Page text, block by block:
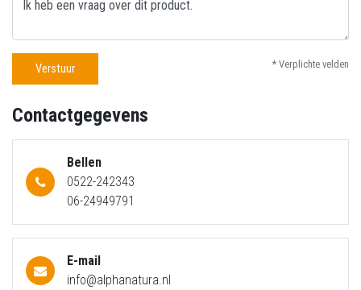
Verstuur * Verplichte velden
Contactgegevens
Bellen
0522-242343
06-24949791
E-mail
info@alphanatura.nl